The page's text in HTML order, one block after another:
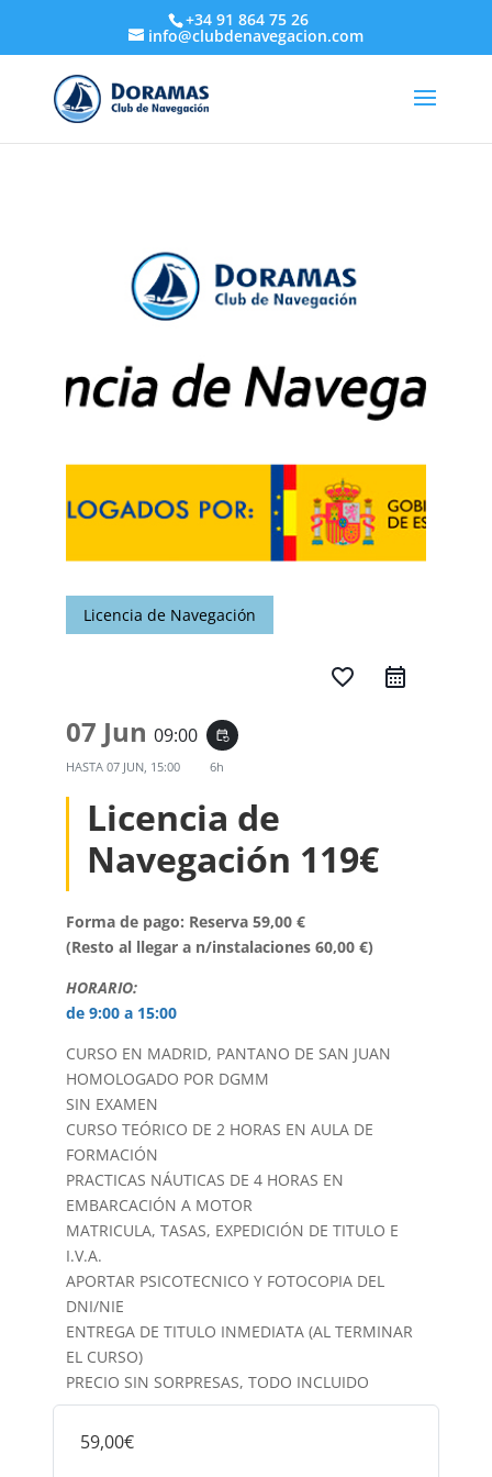
+34 91 864 75 26
info@clubdenavegacion.com
Licencia de Navegación
favorite_border
07 Jun 09:00 event_repeat
HASTA 07 JUN, 15:00 6h
Licencia de
Navegación 119€
Forma de pago: Reserva 59,00 €
(Resto al llegar a n/instalaciones 60,00 €)
HORARIO:
de 9:00 a 15:00
CURSO EN MADRID, PANTANO DE SAN JUAN
HOMOLOGADO POR DGMM
SIN EXAMEN
CURSO TEÓRICO DE 2 HORAS EN AULA DE
FORMACIÓN
PRACTICAS NÁUTICAS DE 4 HORAS EN
EMBARCACIÓN A MOTOR
MATRICULA, TASAS, EXPEDICIÓN DE TITULO E
I.V.A.
APORTAR PSICOTECNICO Y FOTOCOPIA DEL
DNI/NIE
ENTREGA DE TITULO INMEDIATA (AL TERMINAR
EL CURSO)
PRECIO SIN SORPRESAS, TODO INCLUIDO
59,00€